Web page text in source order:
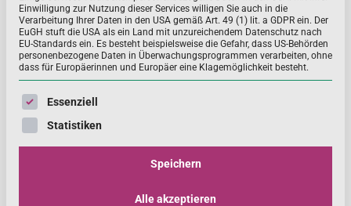
Fakt des Monats: Omega-3-Fettsäuren sind für
die gesunde Entwicklung des Babys wichtig!
Schon für den Fötus im Mutterleib und später für das
Baby sind Omega-3-Fettsäuren wichtig, weil sie an der
Entwicklung des Gehirns und der Sehfunktion
Einwilligung zur Nutzung dieser Services willigen Sie auch in die
Verarbeitung Ihrer Daten in den USA gemäß Art. 49 (1) lit. a GDPR ein. Der
EuGH stuft die USA als ein Land mit unzureichendem Datenschutz nach
EU-Standards ein. Es besteht beispielsweise die Gefahr, dass US-Behörden
personenbezogene Daten in Überwachungsprogrammen verarbeiten, ohne
dass für Europäerinnen und Europäer eine Klagemöglichkeit besteht.
Es folgt eine Liste der Service-Gruppen, für die eine
Essenziell
Statistiken
Speichern
Alle akzeptieren